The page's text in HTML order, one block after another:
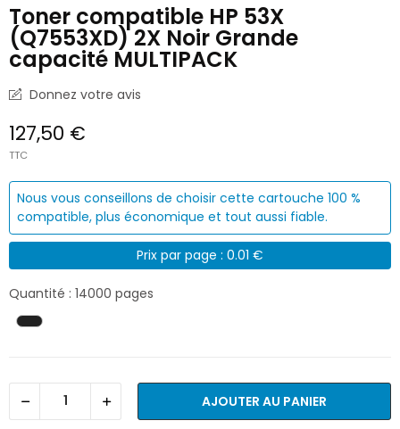
Toner compatible HP 53X
(Q7553XD) 2X Noir Grande
capacité MULTIPACK
Donnez votre avis
127,50 €
TTC
Nous vous conseillons de choisir cette cartouche 100 %
compatible, plus économique et tout aussi fiable.
Prix par page : 0.01 €
Quantité : 14000 pages
AJOUTER AU PANIER